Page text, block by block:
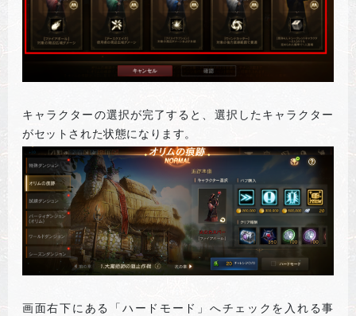
キャラクターの選択が完了すると、選択したキャラクター
がセットされた状態になります。
画面右下にある「ハードモード」へチェックを入れる事